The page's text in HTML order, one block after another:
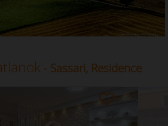
- Sassari, Residence